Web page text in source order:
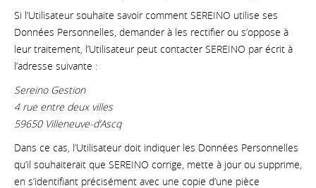
Si l’Utilisateur souhaite savoir comment SEREINO utilise ses
Données Personnelles, demander à les rectifier ou s’oppose à
leur traitement, l’Utilisateur peut contacter SEREINO par écrit à
l’adresse suivante :
Sereino Gestion
4 rue entre deux villes
59650 Villeneuve-d’Ascq
Dans ce cas, l’Utilisateur doit indiquer les Données Personnelles
qu’il souhaiterait que SEREINO corrige, mette à jour ou supprime,
en s’identifiant précisément avec une copie d’une pièce